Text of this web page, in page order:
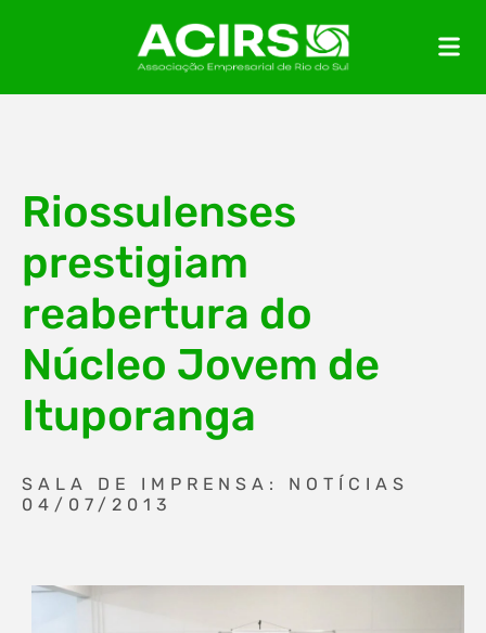
Riossulenses
prestigiam
reabertura do
Núcleo Jovem de
Ituporanga
SALA DE IMPRENSA: NOTÍCIAS
04/07/2013